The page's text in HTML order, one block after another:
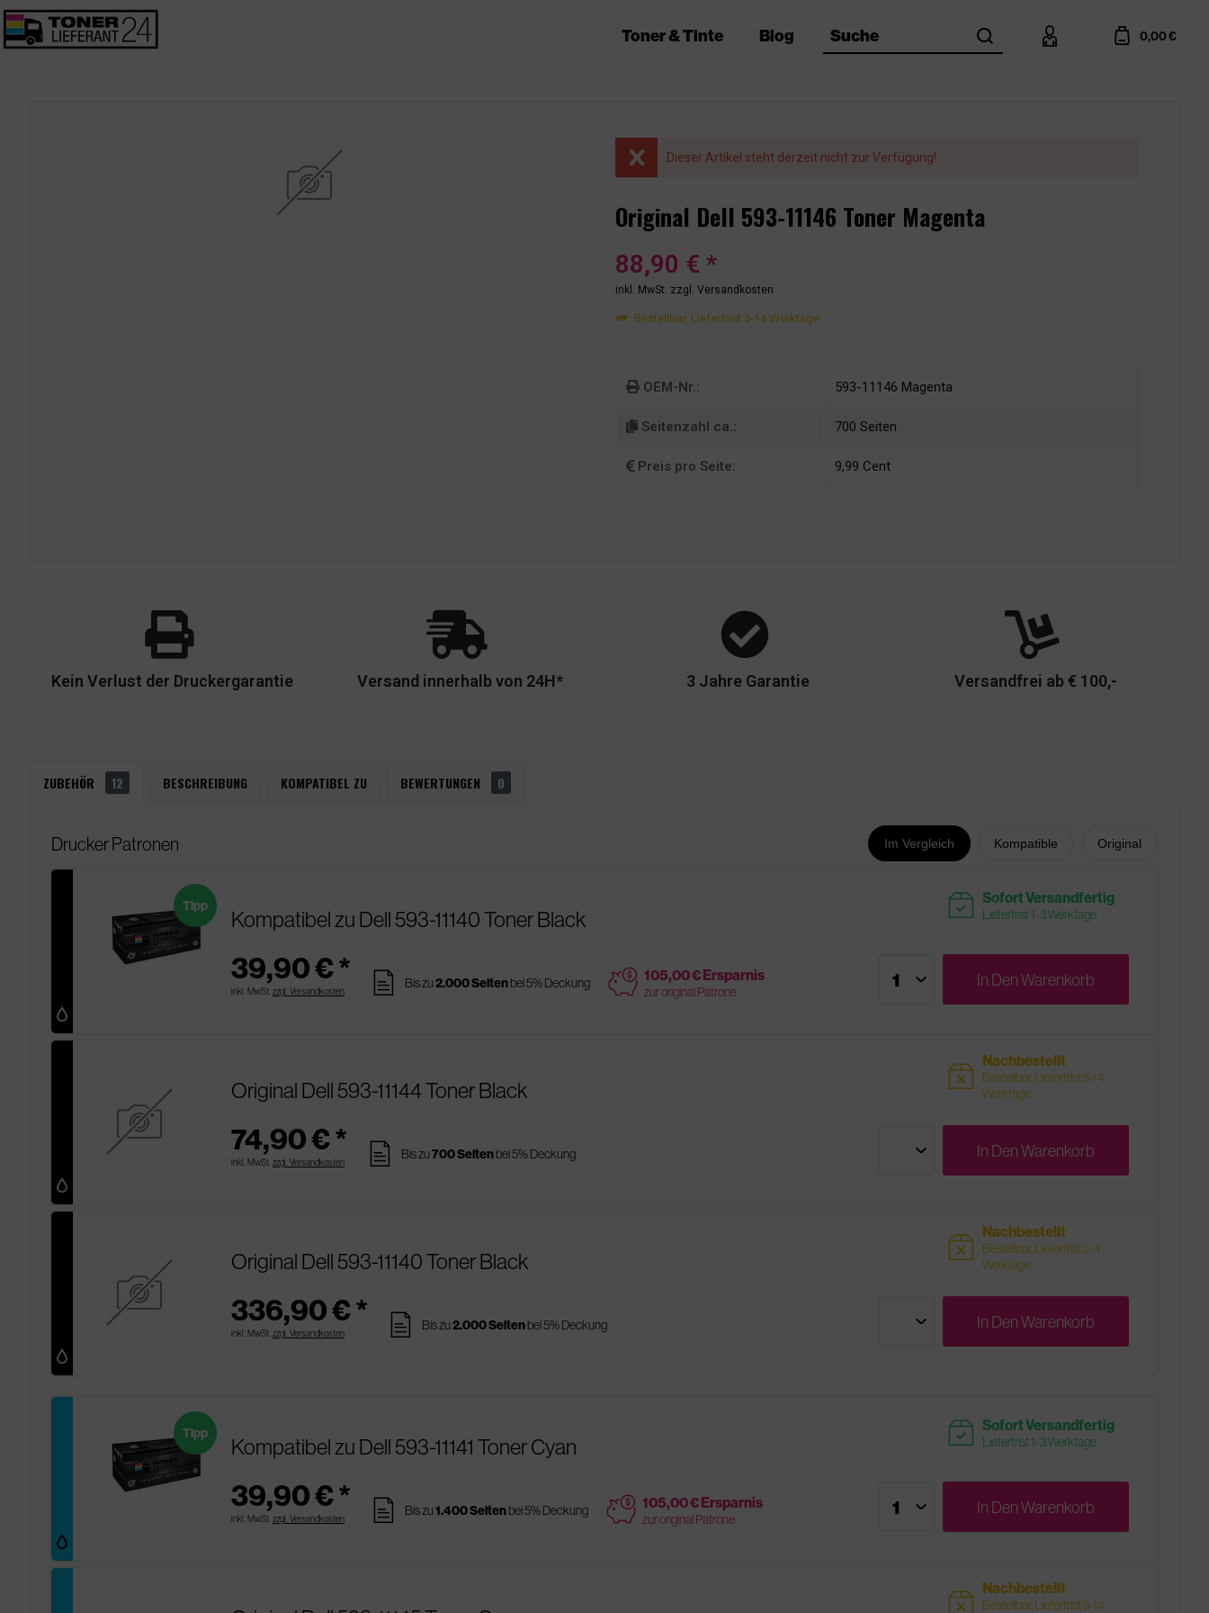
Toner & Tinte Blog Suche search account cart 0,00 €
Dieser Artikel steht derzeit nicht zur Verfügung!
Original Dell 593-11146 Toner Magenta
88,90 € *
inkl. MwSt. zzgl. Versandkosten
Bestellbar, Lieferfrist 5-14 Werktage
OEM-Nr.: 593-11146 Magenta
Seitenzahl ca.: 700 Seiten
Preis pro Seite: 9,99 Cent
Kein Verlust der Druckergarantie Versand innerhalb von 24H* 3 Jahre Garantie Versandfrei ab € 100,-
ZUBEHÖR 12 BESCHREIBUNG KOMPATIBEL ZU BEWERTUNGEN 0
Im Vergleich Kompatible Original
Drucker Patronen
Kompatibel zu Dell 593-11140 Toner Black
39,90 € *
inkl. MwSt. zzgl. Versandkosten
Tipp
pages Bis zu2.000 Seitenbei 5% Deckung price 105,00 € Ersparnis
zur original Patrone
readytoship Sofort Versandfertig
Lieferfrist 1-3 Werktage
In DenWarenkorb
Original Dell 593-11144 Toner Black
74,90 € *
inkl. MwSt. zzgl. Versandkosten pages Bis zu700 Seitenbei 5% Deckung
sold Nachbestellt
Bestellbar, Lieferfrist 5-14
Werktage
In DenWarenkorb
Original Dell 593-11140 Toner Black
336,90 € *
inkl. MwSt. zzgl. Versandkosten pages Bis zu2.000 Seitenbei 5% Deckung
sold Nachbestellt
Bestellbar, Lieferfrist 2-4
Werktage
In DenWarenkorb
Kompatibel zu Dell 593-11141 Toner Cyan
39,90 € *
inkl. MwSt. zzgl. Versandkosten
Tipp
pages Bis zu1.400 Seitenbei 5% Deckung price 105,00 € Ersparnis
zur original Patrone
readytoship Sofort Versandfertig
Lieferfrist 1-3 Werktage
In DenWarenkorb
sold Nachbestellt
Bestellbar, Lieferfrist 5-14